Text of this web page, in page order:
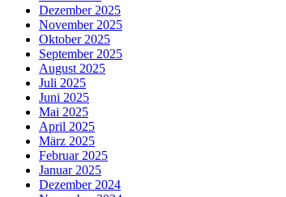
Dezember 2025
November 2025
Oktober 2025
September 2025
August 2025
Juli 2025
Juni 2025
Mai 2025
April 2025
März 2025
Februar 2025
Januar 2025
Dezember 2024